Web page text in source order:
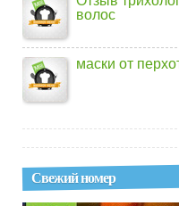
волос
маски от
Свежий номер